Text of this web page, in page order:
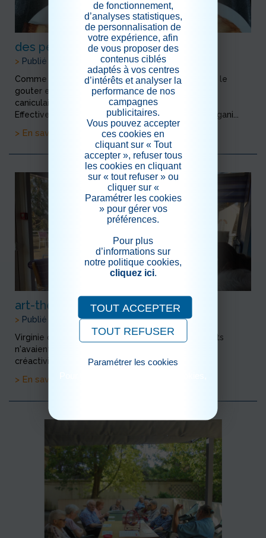
des petites crêpes
> Publié le 20/09/2020
Comme tous les dimanches, aprés le bal on prend le
gouter ensemble, aujourd'hui aprés cette période
caniculaire, le cuisinier nous a fait des crepes.
Effectivement, selon les précaunisations, nous n'organi...
> En savoir plus
art-thérapie
> Publié le 16/09/2020
Virginie organise de nouveaux ateliers, les résidents
n'avaient jamais peind avec des plumes... Que de
créactivités !
> En savoir plus
de fonctionnement,
d’analyses statistiques,
de personnalisation de
votre expérience, afin
de vous proposer des
contenus ciblés
adaptés à vos centres
d’intérêts et analyser la
performance de nos
campagnes
publicitaires.
Vous pouvez accepter
ces cookies en
cliquant sur « Tout
accepter », refuser tous
les cookies en cliquant
sur « tout refuser » ou
cliquer sur «
Paramétrer les cookies
» pour gérer vos
préférences.
Pour plus
d’informations sur
notre politique cookies,
cliquez ici.
TOUT ACCEPTER
TOUT REFUSER
Paramétrer les cookies